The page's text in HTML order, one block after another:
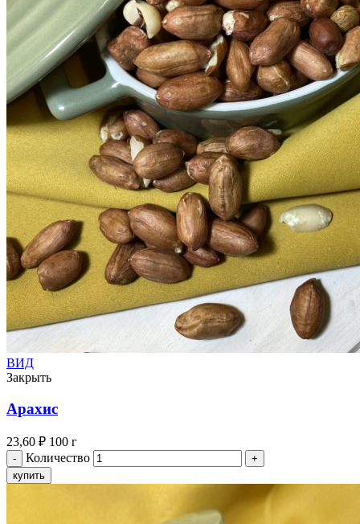
ВИД
Закрыть
Арахис
23,60 ₽ 100 г
Количество
купить